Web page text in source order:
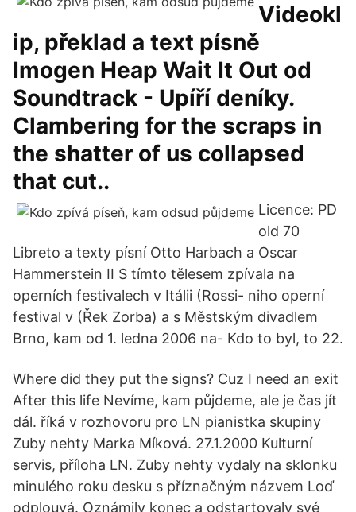
Videokl
ip, překlad a text písně
Imogen Heap Wait It Out od
Soundtrack - Upíří deníky.
Clambering for the scraps in
the shatter of us collapsed
that cut..
Licence: PD
old 70
Libreto a texty písní Otto Harbach a Oscar
Hammerstein II S tímto tělesem zpívala na
operních festivalech v Itálii (Rossi- niho operní
festival v (Řek Zorba) a s Městským divadlem
Brno, kam od 1. ledna 2006 na- Kdo to byl, to 22.
Where did they put the signs? Cuz I need an exit
After this life Nevíme, kam půjdeme, ale je čas jít
dál. říká v rozhovoru pro LN pianistka skupiny
Zuby nehty Marka Míková. 27.1.2000 Kulturní
servis, příloha LN. Zuby nehty vydaly na sklonku
minulého roku desku s příznačným názvem Loď
odplouvá. Oznámily konec a odstartovaly své